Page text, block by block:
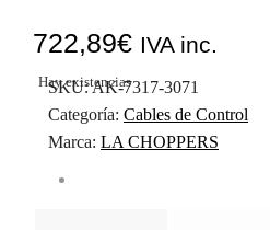
722,89€ IVA inc.
Hay existencias
SKU:AK-7317-3071
Categoría: Cables de Control
Marca: LA CHOPPERS